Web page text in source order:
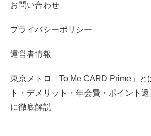
お問い合わせ
プライバシーポリシー
運営者情報
東京メトロ「To Me CARD Prime」と
ト・デメリット・年会費・ポイント
に徹底解説